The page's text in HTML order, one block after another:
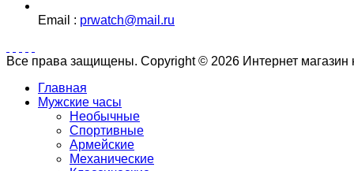
Email : prwatch@mail.ru
Все права защищены. Copyright © 2026 Интернет магазин
Главная
Мужские часы
Необычные
Спортивные
Армейские
Механические